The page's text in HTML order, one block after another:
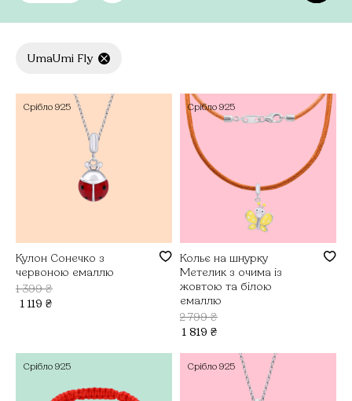
UmaUmi Fly
Срібло 925
Кулон Сонечко з
червоною емаллю
1 399₴
1 119 ₴
Срібло 925
Кольє на шнурку
Метелик з очима із
жовтою та білою
емаллю
2 799₴
1 819 ₴
Срібло 925 Срібло 925